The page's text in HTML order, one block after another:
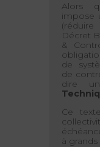
Alors
impose
Décret
&
de
de
dire
Ce
à grands